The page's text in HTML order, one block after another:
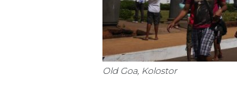
Old Goa, Kolostor